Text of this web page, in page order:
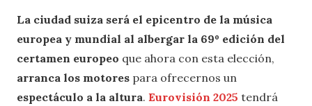
La ciudad suiza será el epicentro de la música
europea y mundial al albergar la 69º edición del
certamen europeo que ahora con esta elección,
arranca los motores para ofrecernos un
espectáculo a la altura. Eurovisión 2025 tendrá